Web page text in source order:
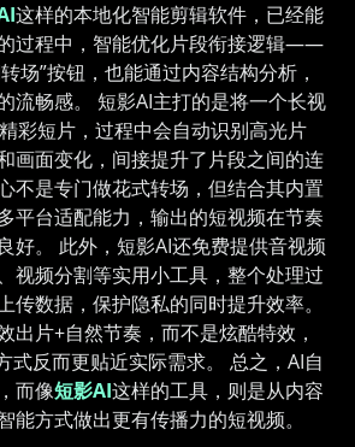
这样的本地化智能剪辑软件，已经能
过程中，智能优化片段衔接逻辑——
场”按钮，也能通过内容结构分析，
流畅感。 短影AI主打的是将一个长视
彩短片，过程中会自动识别高光片
画面变化，间接提升了片段之间的连
不是专门做花式转场，但结合其内置
平台适配能力，输出的短视频在节奏
好。 此外，短影AI还免费提供音视频
视频分割等实用小工具，整个处理过
传数据，保护隐私的同时提升效率。
出片+自然节奏，而不是炫酷特效，
式反而更贴近实际需求。 总之，AI自
而像短影AI这样的工具，则是从内容
能方式做出更有传播力的短视频。